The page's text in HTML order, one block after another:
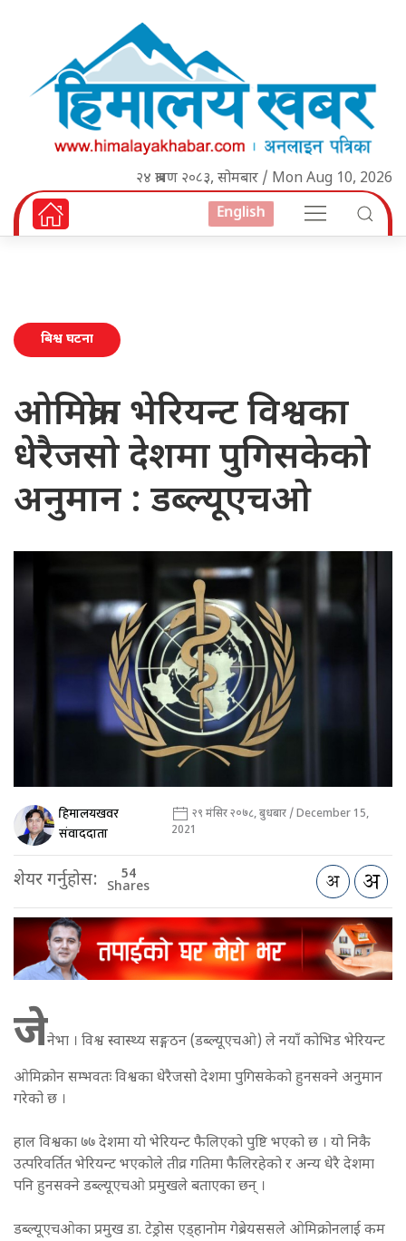
२४ श्रावण २०८३, सोमबार / Mon Aug 10, 2026
English
बिश्व घटना
ओमिक्रोन भेरियन्ट विश्वका
धेरैजसो देशमा पुगिसकेको
अनुमान : डब्ल्यूएचओ
हिमालयखवर
संवाददाता
२९ मंसिर २०७८, बुधबार / December 15,
2021
शेयर गर्नुहोस: 54
Shares
जेनेभा । विश्व स्वास्थ्य सङ्गठन (डब्ल्यूएचओ) ले नयाँ कोभिड भेरियन्ट
ओमिक्रोन सम्भवतः विश्वका धेरैजसो देशमा पुगिसकेको हुनसक्ने अनुमान
गरेको छ ।
हाल विश्वका ७७ देशमा यो भेरियन्ट फैलिएको पुष्टि भएको छ । यो निकै
उत्परिवर्तित भेरियन्ट भएकोले तीव्र गतिमा फैलिरहेको र अन्य धेरै देशमा
पनि हुनसक्ने डब्ल्यूएचओ प्रमुखले बताएका छन् ।
डब्ल्यूएचओका प्रमुख डा. टेड्रोस एड्हानोम गेब्रेयससले ओमिक्रोनलाई कम